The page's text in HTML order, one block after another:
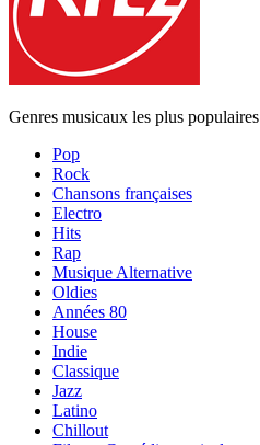
Genres musicaux les plus populaires
Pop
Rock
Chansons françaises
Electro
Hits
Rap
Musique Alternative
Oldies
Années 80
House
Indie
Classique
Jazz
Latino
Chillout